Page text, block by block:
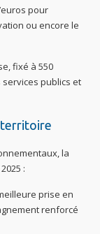
pour
ou encore le
fixé à 550
publics et
territoire
la
:
prise en
renforcé